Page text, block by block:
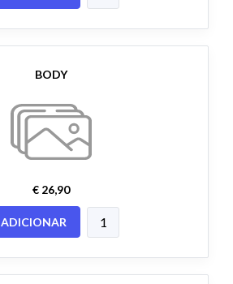
BODY
€ 26,90
ADICIONAR